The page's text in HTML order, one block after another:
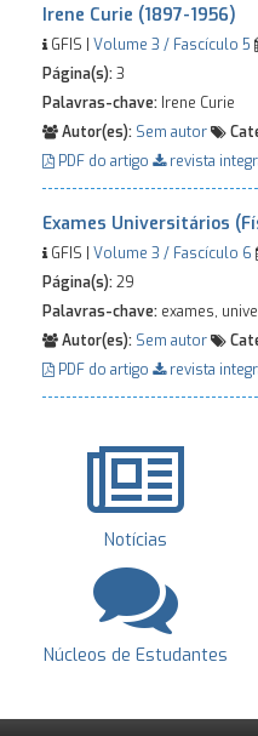
Irene Curie (1897-1956)
GFIS | Volume 3 / Fascículo 5
Página(s):3
Palavras-chave: Irene Curie
Autor(es): Sem autor
PDF do artigo
revista
Exames Universitários
GFIS | Volume 3 / Fascículo 6
Página(s):29
Palavras-chave: exames,
Autor(es): Sem autor
PDF do artigo
revista
Notícias
Núcleos de Estudantes